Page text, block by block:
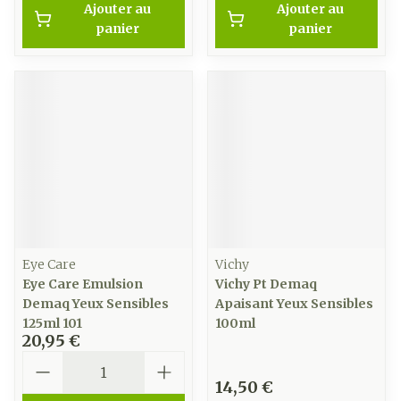
Ajouter au
panier
Ajouter au
panier
Eye Care
Eye Care Emulsion
Demaq Yeux Sensibles
125ml 101
20,95 €
Vichy
Vichy Pt Demaq
Apaisant Yeux Sensibles
100ml
14,50 €